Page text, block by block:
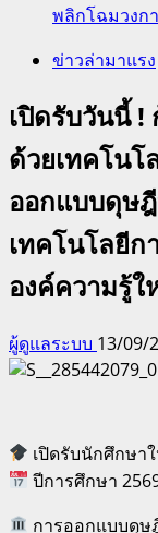
พลิกโฉมวงก
ข่าวล่ามาแรง
เปิดรับวันนี้ !
ด้วยเทคโนโ
ออกแบบดุษ
เทคโนโลยีก
องค์ความรู้
ผู้ดูแลระบบ 13/09/
เปิดรับนักศึกษ
ปีการศึกษา
การออกแบบดุ